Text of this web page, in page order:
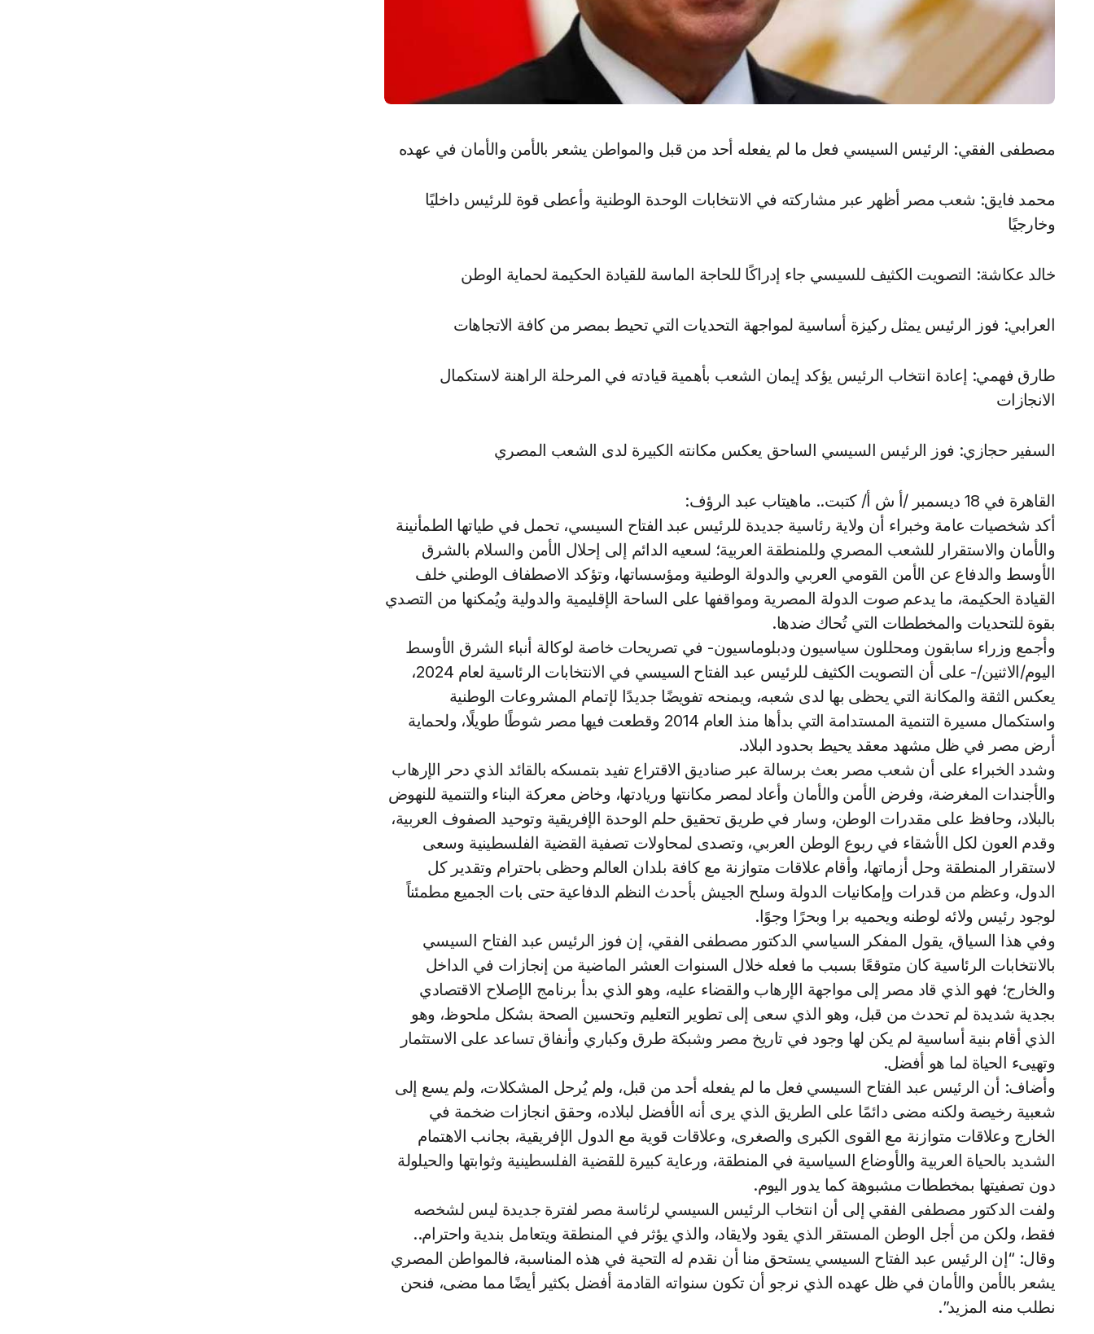
مصطفى الفقي: الرئيس السيسي فعل ما لم يفعله أحد من قبل والمواطن يشعر بالأمن والأمان في عهده
محمد فايق: شعب مصر أظهر عبر مشاركته في الانتخابات الوحدة الوطنية وأعطى قوة للرئيس داخليًا
وخارجيًا
خالد عكاشة: التصويت الكثيف للسيسي جاء إدراكًا للحاجة الماسة للقيادة الحكيمة لحماية الوطن
العرابي: فوز الرئيس يمثل ركيزة أساسية لمواجهة التحديات التي تحيط بمصر من كافة الاتجاهات
طارق فهمي: إعادة انتخاب الرئيس يؤكد إيمان الشعب بأهمية قيادته في المرحلة الراهنة لاستكمال
الانجازات
السفير حجازي: فوز الرئيس السيسي الساحق يعكس مكانته الكبيرة لدى الشعب المصري
القاهرة في 18 ديسمبر /أ ش أ/ كتبت.. ماهيتاب عبد الرؤف:
أكد شخصيات عامة وخبراء أن ولاية رئاسية جديدة للرئيس عبد الفتاح السيسي، تحمل في طياتها الطمأنينة
والأمان والاستقرار للشعب المصري وللمنطقة العربية؛ لسعيه الدائم إلى إحلال الأمن والسلام بالشرق
الأوسط والدفاع عن الأمن القومي العربي والدولة الوطنية ومؤسساتها، وتؤكد الاصطفاف الوطني خلف
القيادة الحكيمة، ما يدعم صوت الدولة المصرية ومواقفها على الساحة الإقليمية والدولية ويُمكنها من التصدي
بقوة للتحديات والمخططات التي تُحاك ضدها.
وأجمع وزراء سابقون ومحللون سياسيون ودبلوماسيون- في تصريحات خاصة لوكالة أنباء الشرق الأوسط
اليوم/الاثنين/- على أن التصويت الكثيف للرئيس عبد الفتاح السيسي في الانتخابات الرئاسية لعام 2024،
يعكس الثقة والمكانة التي يحظى بها لدى شعبه، ويمنحه تفويضًا جديدًا لإتمام المشروعات الوطنية
واستكمال مسيرة التنمية المستدامة التي بدأها منذ العام 2014 وقطعت فيها مصر شوطًا طويلًا، ولحماية
أرض مصر في ظل مشهد معقد يحيط بحدود البلاد.
وشدد الخبراء على أن شعب مصر بعث برسالة عبر صناديق الاقتراع تفيد بتمسكه بالقائد الذي دحر الإرهاب
والأجندات المغرضة، وفرض الأمن والأمان وأعاد لمصر مكانتها وريادتها، وخاض معركة البناء والتنمية للنهوض
بالبلاد، وحافظ على مقدرات الوطن، وسار في طريق تحقيق حلم الوحدة الإفريقية وتوحيد الصفوف العربية،
وقدم العون لكل الأشقاء في ربوع الوطن العربي، وتصدى لمحاولات تصفية القضية الفلسطينية وسعى
لاستقرار المنطقة وحل أزماتها، وأقام علاقات متوازنة مع كافة بلدان العالم وحظى باحترام وتقدير كل
الدول، وعظم من قدرات وإمكانيات الدولة وسلح الجيش بأحدث النظم الدفاعية حتى بات الجميع مطمئناً
لوجود رئيس ولائه لوطنه ويحميه برا وبحرًا وجوًا.
وفي هذا السياق، يقول المفكر السياسي الدكتور مصطفى الفقي، إن فوز الرئيس عبد الفتاح السيسي
بالانتخابات الرئاسية كان متوقعًا بسبب ما فعله خلال السنوات العشر الماضية من إنجازات في الداخل
والخارج؛ فهو الذي قاد مصر إلى مواجهة الإرهاب والقضاء عليه، وهو الذي بدأ برنامج الإصلاح الاقتصادي
بجدية شديدة لم تحدث من قبل، وهو الذي سعى إلى تطوير التعليم وتحسين الصحة بشكل ملحوظ، وهو
الذي أقام بنية أساسية لم يكن لها وجود في تاريخ مصر وشبكة طرق وكباري وأنفاق تساعد على الاستثمار
وتهيىء الحياة لما هو أفضل.
وأضاف: أن الرئيس عبد الفتاح السيسي فعل ما لم يفعله أحد من قبل، ولم يُرحل المشكلات، ولم يسع إلى
شعبية رخيصة ولكنه مضى دائمًا على الطريق الذي يرى أنه الأفضل لبلاده، وحقق انجازات ضخمة في
الخارج وعلاقات متوازنة مع القوى الكبرى والصغرى، وعلاقات قوية مع الدول الإفريقية، بجانب الاهتمام
الشديد بالحياة العربية والأوضاع السياسية في المنطقة، ورعاية كبيرة للقضية الفلسطينية وثوابتها والحيلولة
دون تصفيتها بمخططات مشبوهة كما يدور اليوم.
ولفت الدكتور مصطفى الفقي إلى أن انتخاب الرئيس السيسي لرئاسة مصر لفترة جديدة ليس لشخصه
فقط، ولكن من أجل الوطن المستقر الذي يقود ولايقاد، والذي يؤثر في المنطقة ويتعامل بندية واحترام..
وقال: “إن الرئيس عبد الفتاح السيسي يستحق منا أن نقدم له التحية في هذه المناسبة، فالمواطن المصري
يشعر بالأمن والأمان في ظل عهده الذي نرجو أن تكون سنواته القادمة أفضل بكثير أيضًا مما مضى، فنحن
نطلب منه المزيد”.